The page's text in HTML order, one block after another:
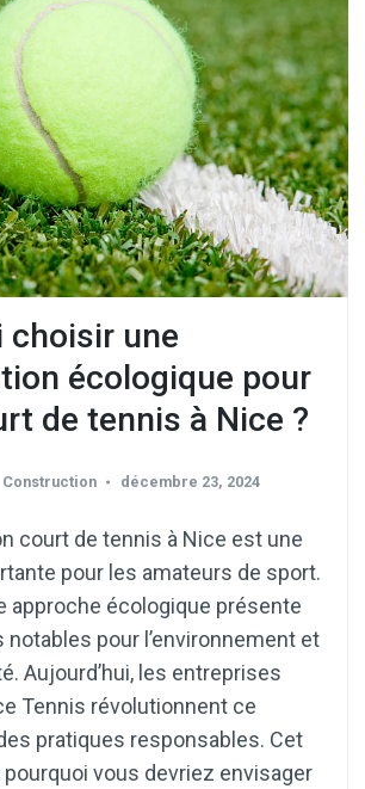
choisir une
écologique pour
de tennis à Nice ?
Construction décembre 23, 2024
court de tennis à Nice est une
pour les amateurs de sport.
approche écologique présente
notables pour l’environnement et
Aujourd’hui, les entreprises
Tennis révolutionnent ce
pratiques responsables. Cet
vous devriez envisager